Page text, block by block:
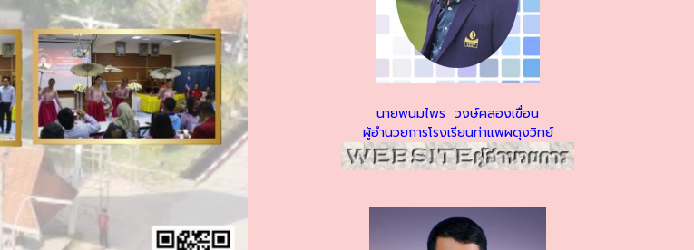
นายพนมไพร วงษ์คลองเขื่อน
ผู้อำนวยการโรงเรียนท่าแพผดุงวิทย์